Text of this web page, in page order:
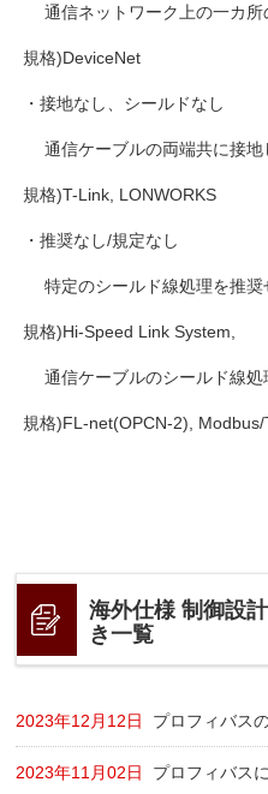
通信ネットワーク上の一カ所
規格)DeviceNet
・接地なし、シールドなし
通信ケーブルの両端共に接地
規格)T-Link, LONWORKS
・推奨なし/規定なし
特定のシールド線処理を推奨
規格)Hi-Speed Link System,
通信ケーブルのシールド線処
規格)FL-net(OPCN-2), Modbus/
海外仕様 制御設
き一覧
2023年12月12日 プロフィバス
2023年11月02日 プロフィバス